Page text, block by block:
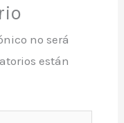
no será
están